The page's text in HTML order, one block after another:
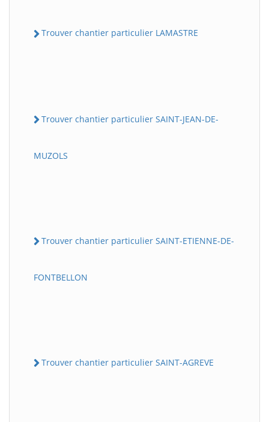
Trouver chantier particulier LAMASTRE
Trouver chantier particulier SAINT-JEAN-DE-
MUZOLS
Trouver chantier particulier SAINT-ETIENNE-DE-
FONTBELLON
Trouver chantier particulier SAINT-AGREVE